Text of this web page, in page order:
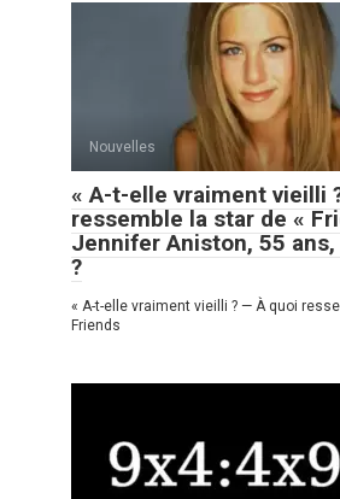
Nouvelles
« A-t-elle vraiment vieilli
ressemble la star de «
Jennifer Aniston, 55
?
« A-t-elle vraiment vieilli ? — À quoi
Friends